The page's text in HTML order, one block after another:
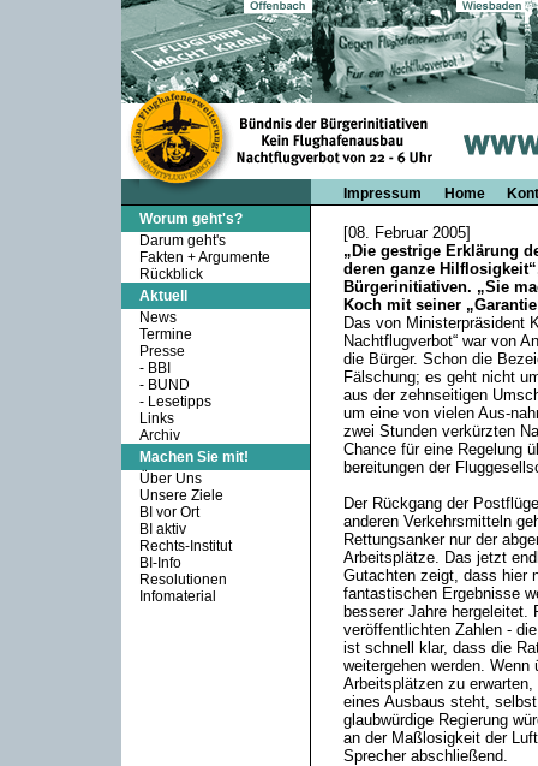
Impressum Home
Worum geht's?
Darum geht's
Fakten + Argumente
Rückblick
Aktuell
News
Termine
Presse
- BBI
- BUND
- Lesetipps
Links
Archiv
Machen Sie mit!
Über Uns
Unsere Ziele
BI vor Ort
BI aktiv
Rechts-Institut
BI-Info
Resolutionen
Infomaterial
[08. Februar 2005]
„Die gestrige Erklärung
deren ganze
Bürgerinitiativen. „Sie
Koch mit seiner
Das von Ministerpräsident
Nachtflugverbot“ war von
die Bürger. Schon die
Fälschung; es geht nicht
aus der zehnseitigen
um eine von vielen Aus-
zwei Stunden verkürzten
Chance für eine Regelung
bereitungen der
Der Rückgang der
anderen Verkehrsmitteln
Rettungsanker nur der
Arbeitsplätze. Das jetzt
Gutachten zeigt, dass hier
fantastischen Ergebnisse
besserer Jahre hergeleitet.
veröffentlichten Zahlen -
ist schnell klar, dass die
weitergehen werden.
Arbeitsplätzen zu
eines Ausbaus steht,
glaubwürdige Regierung
an der Maßlosigkeit der
Sprecher abschließend.